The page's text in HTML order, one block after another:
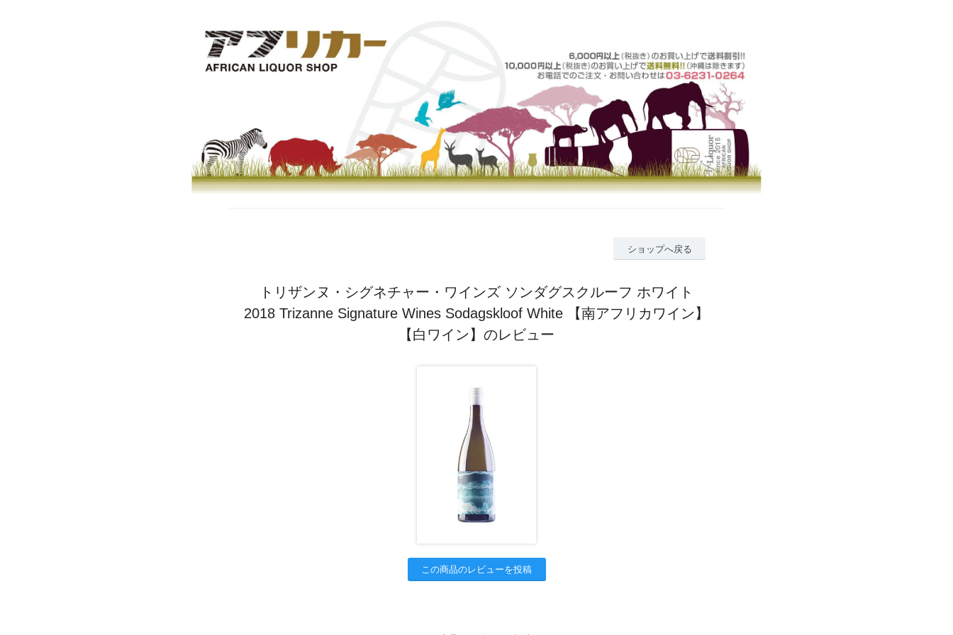
ショップへ戻る
トリザンヌ・シグネチャー・ワインズ ソンダグスクルーフ ホワイト
2018 Trizanne Signature Wines Sodagskloof White 【南アフリカワイン】
【白ワイン】のレビュー
この商品のレビューを投稿